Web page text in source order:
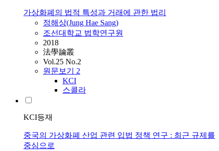
가상화폐의 법적 특성과 거래에 관한 법리
정해상(Jung Hae Sang)
조선대학교 법학연구원
2018
法學論叢
Vol.25 No.2
원문보기 2
KCI
스콜라
KCI등재
중국의 가상화폐 산업 관련 입법 정책 연구 : 최근 규제를
중심으로